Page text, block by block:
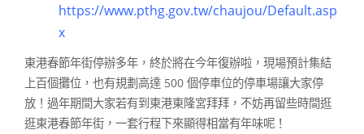
https://www.pthg.gov.tw/chaujou/Default.asp
x
東港春節年街停辦多年，終於將在今年復辦啦，現場預計集結
上百個攤位，也有規劃高達 500 個停車位的停車場讓大家停
放！過年期間大家若有到東港東隆宮拜拜，不妨再留些時間逛
逛東港春節年街，一套行程下來顯得相當有年味呢！